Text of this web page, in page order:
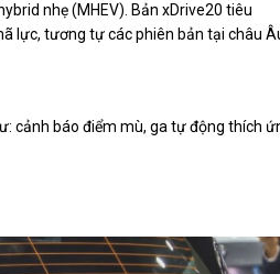
nhẹ (MHEV). Bản xDrive20 tiêu
lực, tương tự các phiên bản tại châu
cảnh báo điểm mù, ga tự động thích